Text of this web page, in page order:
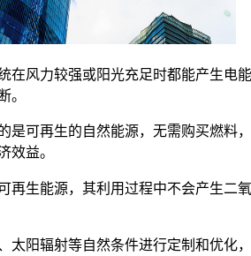
风力较强或阳光充足时都能产生电
。
可再生的自然能源，无需购买燃料
效益。
生能源，其利用过程中不会产生二
阳辐射等自然条件进行定制和优化